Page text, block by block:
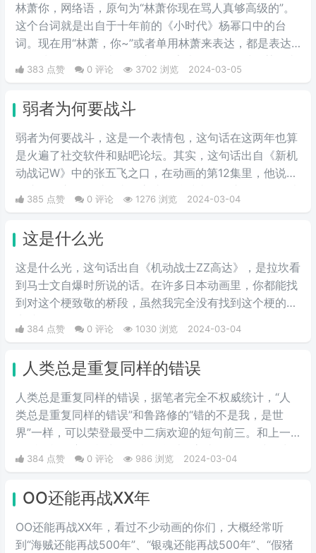
林萧你，网络语，原句为“林萧你现在骂人真够高级的”。
这个台词就是出自于十年前的《小时代》杨幂口中的台
词。现在用“林萧，你~”或者单用林萧来表达，都是表达
情评判的时候运用的非常巧妙，就传说中的说话，不带脏
383 点赞 0 评论 3702 浏览 2024-03-05
弱者为何要战斗
弱者为何要战斗，这是一个表情包，这句话在这两年也算
是火遍了社交软件和贴吧论坛。其实，这句话出自《新机
动战记W》中的张五飞之口，在动画的第12集里，他说出
说是感情复杂，作为少有的国人角色，他虽然嫉恶如仇，
385 点赞 0 评论 1276 浏览 2024-03-04
这是什么光
这是什么光，这句话出自《机动战士ZZ高达》，是拉坎看
到马士文自爆时所说的话。在许多日本动画里，你都能找
到对这个梗致敬的桥段，虽然我完全没有找到这个梗的笑
384 点赞 0 评论 1030 浏览 2024-03-04
人类总是重复同样的错误
人类总是重复同样的错误，据笔者完全不权威统计，“人
类总是重复同样的错误”和鲁路修的“错的不是我，是世
界”一样，可以荣登最受中二病欢迎的短句前三。和上一
罗一战中，凤·村雨为了保护主角卡缪被捷利德·梅萨杀
亚被自己杀死的拉拉，说出了这句话。
384 点赞 0 评论 986 浏览 2024-03-04
OO还能再战XX年
OO还能再战XX年，看过不少动画的你们，大概经常听
到“海贼还能再战500年”、“银魂还能再战500年”、“假猪